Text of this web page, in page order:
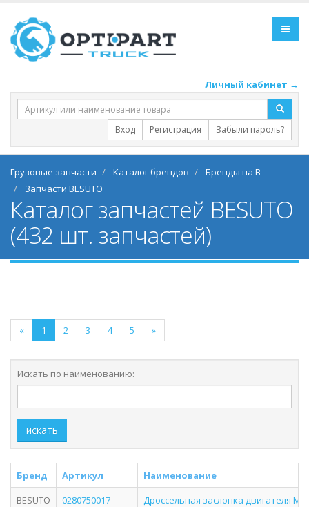
Личный кабинет →
Вход Регистрация Забыли пароль?
Грузовые запчасти Каталог брендов
Бренды на B
Запчасти BESUTO
Каталог запчастей BESUTO
(432 шт. запчастей)
« 1 2 3 4 5 »
Искать по наименованию:
искать
Бренд Артикул
Наименование
BESUTO
0280750017
Дроссельная заслонка двигателя